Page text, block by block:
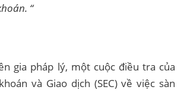
“
gia pháp lý, một cuộc điều tra của
và Giao dịch (SEC) về việc sàn